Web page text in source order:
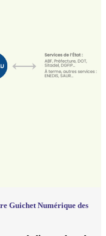
Guichet Numérique des